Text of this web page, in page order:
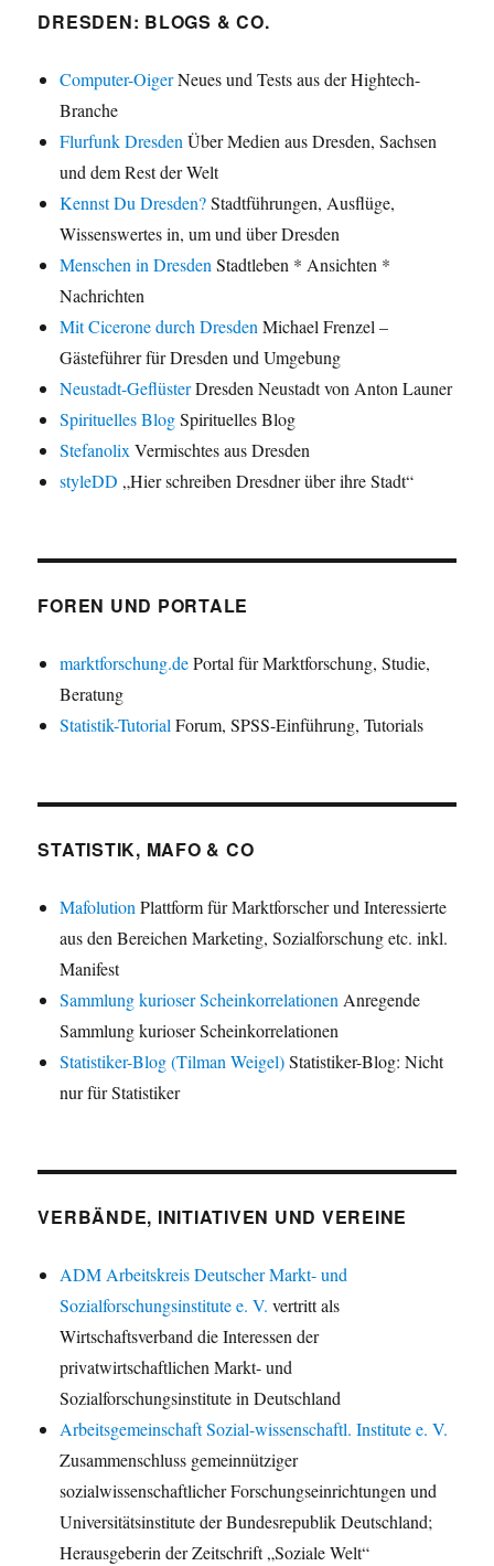
DRESDEN: BLOGS & CO.
Computer-OigerNeues und Tests aus der Hightech-
Branche
Flurfunk DresdenÜber Medien aus Dresden, Sachsen
und dem Rest der Welt
Kennst Du Dresden?Stadtführungen, Ausflüge,
Wissenswertes in, um und über Dresden
Menschen in DresdenStadtleben * Ansichten *
Nachrichten
Mit Cicerone durch DresdenMichael Frenzel –
Gästeführer für Dresden und Umgebung
Neustadt-GeflüsterDresden Neustadt von Anton Launer
Spirituelles BlogSpirituelles Blog
StefanolixVermischtes aus Dresden
styleDD „Hier schreiben Dresdner über ihre Stadt“
FOREN UND PORTALE
marktforschung.dePortal für Marktforschung, Studie,
Beratung
Statistik-TutorialForum, SPSS-Einführung, Tutorials
STATISTIK, MAFO & CO
MafolutionPlattform für Marktforscher und Interessierte
aus den Bereichen Marketing, Sozialforschung etc. inkl.
Manifest
Sammlung kurioser ScheinkorrelationenAnregende
Sammlung kurioser Scheinkorrelationen
Statistiker-Blog (Tilman Weigel)Statistiker-Blog: Nicht
nur für Statistiker
VERBÄNDE, INITIATIVEN UND VEREINE
ADM Arbeitskreis Deutscher Markt- und
Sozialforschungsinstitute e. V. vertritt als
Wirtschaftsverband die Interessen der
privatwirtschaftlichen Markt- und
Sozialforschungsinstitute in Deutschland
Arbeitsgemeinschaft Sozial-wissenschaftl. Institute e. V.
Zusammenschluss gemeinnütziger
sozialwissenschaftlicher Forschungseinrichtungen und
Universitätsinstitute der Bundesrepublik Deutschland;
Herausgeberin der Zeitschrift „Soziale Welt“